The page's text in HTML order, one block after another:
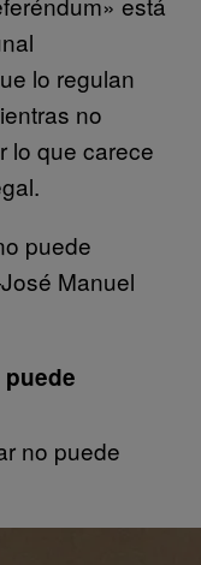
lo regulan
no
lo que carece
puede
Manuel
no puede